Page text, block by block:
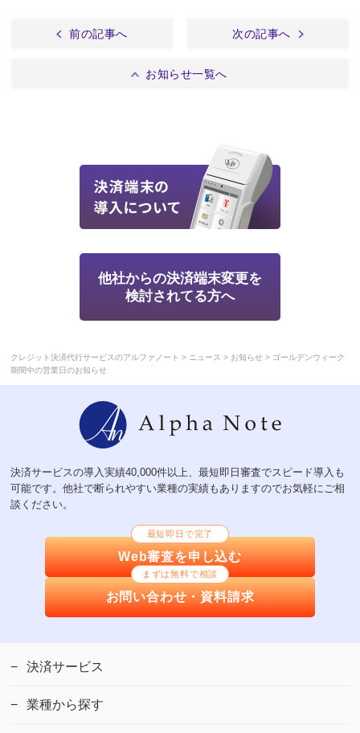
前の記事へ
お知らせ一覧へ
次の記事へ
他社からの決済端末変更を
検討されてる方へ
クレジット決済代行サービスのアルファノート > ニュース > お知らせ > ゴールデンウィーク
期間中の営業日のお知らせ
決済サービスの導入実績40,000件以上、最短即日審査でスピード導入も
可能です。他社で断られやすい業種の実績もありますのでお気軽にご相
談ください。
最短即日で完了
Web審査を申し込む
まずは無料で相談
お問い合わせ・資料請求
決済サービス
業種から探す